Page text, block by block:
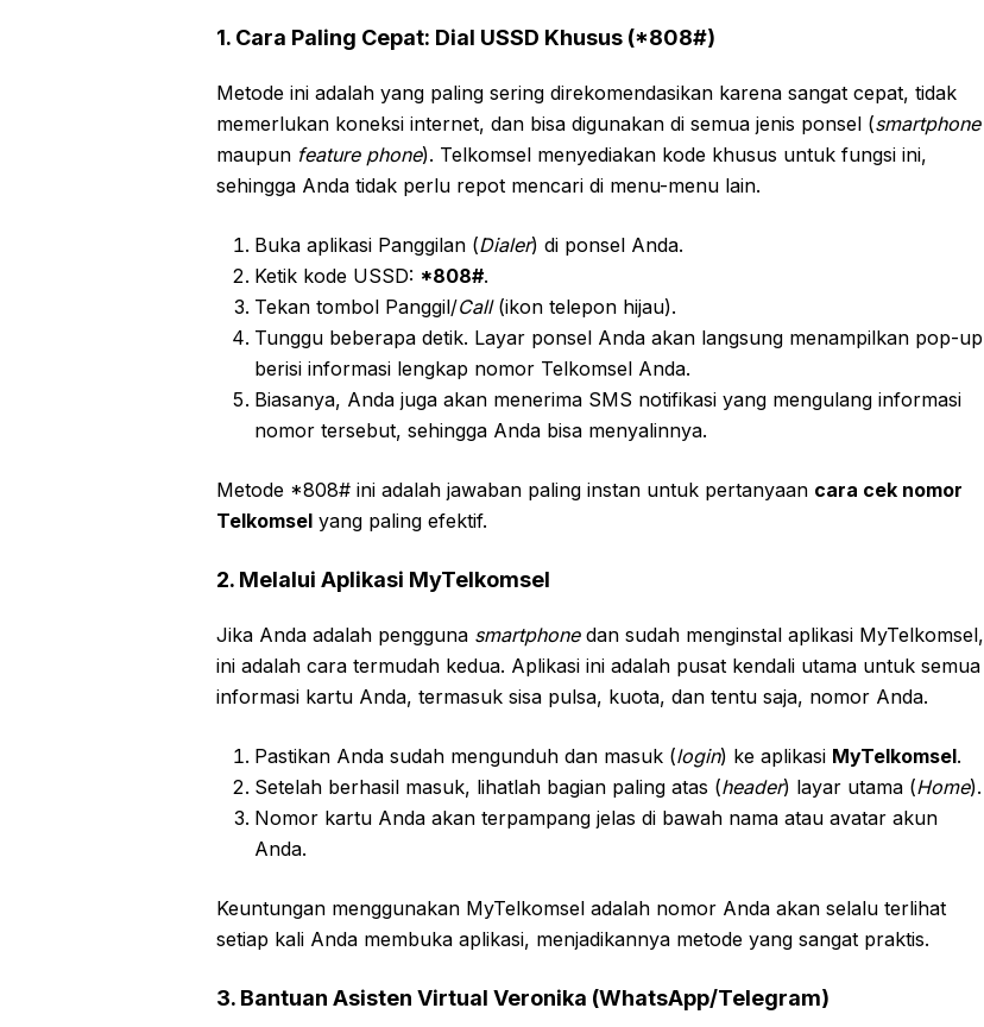
1. Cara Paling Cepat: Dial USSD Khusus (*808#)
Metode ini adalah yang paling sering direkomendasikan karena sangat cepat, tidak
memerlukan koneksi internet, dan bisa digunakan di semua jenis ponsel (smartphone
maupun feature phone). Telkomsel menyediakan kode khusus untuk fungsi ini,
sehingga Anda tidak perlu repot mencari di menu-menu lain.
Buka aplikasi Panggilan (Dialer) di ponsel Anda.
Ketik kode USSD: *808#.
Tekan tombol Panggil/Call(ikon telepon hijau).
Tunggu beberapa detik. Layar ponsel Anda akan langsung menampilkan pop-up
berisi informasi lengkap nomor Telkomsel Anda.
Biasanya, Anda juga akan menerima SMS notifikasi yang mengulang informasi
nomor tersebut, sehingga Anda bisa menyalinnya.
Metode *808# ini adalah jawaban paling instan untuk pertanyaan cara cek nomor
Telkomsel yang paling efektif.
2. Melalui Aplikasi MyTelkomsel
Jika Anda adalah pengguna smartphonedan sudah menginstal aplikasi MyTelkomsel,
ini adalah cara termudah kedua. Aplikasi ini adalah pusat kendali utama untuk semua
informasi kartu Anda, termasuk sisa pulsa, kuota, dan tentu saja, nomor Anda.
Pastikan Anda sudah mengunduh dan masuk (login) ke aplikasi MyTelkomsel.
Setelah berhasil masuk, lihatlah bagian paling atas (header) layar utama (Home).
Nomor kartu Anda akan terpampang jelas di bawah nama atau avatar akun
Anda.
Keuntungan menggunakan MyTelkomsel adalah nomor Anda akan selalu terlihat
setiap kali Anda membuka aplikasi, menjadikannya metode yang sangat praktis.
3. Bantuan Asisten Virtual Veronika (WhatsApp/Telegram)